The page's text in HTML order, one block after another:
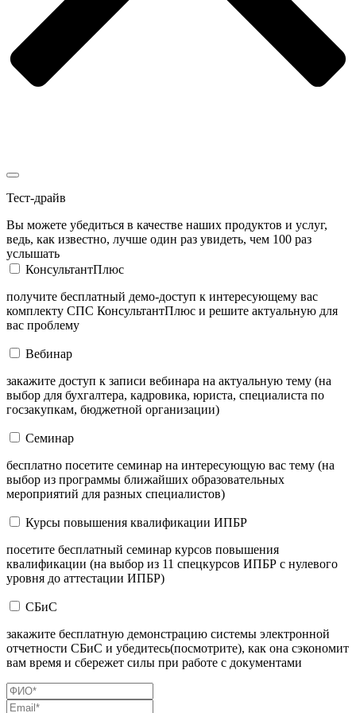
Тест-драйв
Вы можете убедиться в качестве наших продуктов и услуг,
ведь, как известно, лучше один раз увидеть, чем 100 раз
услышать
КонсультантПлюс
получите бесплатный демо-доступ к интересующему вас
комплекту СПС КонсультантПлюс и решите актуальную для
вас проблему
Вебинар
закажите доступ к записи вебинара на актуальную тему (на
выбор для бухгалтера, кадровика, юриста, специалиста по
госзакупкам, бюджетной организации)
Семинар
бесплатно посетите семинар на интересующую вас тему (на
выбор из программы ближайших образовательных
мероприятий для разных специалистов)
Курсы повышения квалификации ИПБР
посетите бесплатный семинар курсов повышения
квалификации (на выбор из 11 спецкурсов ИПБР с нулевого
уровня до аттестации ИПБР)
СБиС
закажите бесплатную демонстрацию системы электронной
отчетности СБиС и убедитесь(посмотрите), как она сэкономит
вам время и сбережет силы при работе с документами